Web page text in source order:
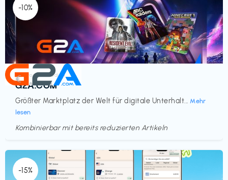
-10%
Elektronik & Medien
G2A.COM
Größter Marktplatz der Welt für digitale Unterhalt... Mehr
lesen
€‎
Kombinierbar mit bereits reduzierten Artikeln
-15%